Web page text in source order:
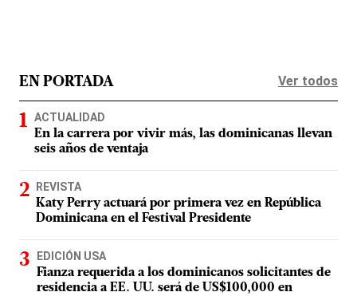
EN PORTADA Ver todos
ACTUALIDAD
En la carrera por vivir más, las dominicanas llevan
seis años de ventaja
REVISTA
Katy Perry actuará por primera vez en República
Dominicana en el Festival Presidente
EDICIÓN USA
Fianza requerida a los dominicanos solicitantes de
residencia a EE. UU. será de US$100,000 en